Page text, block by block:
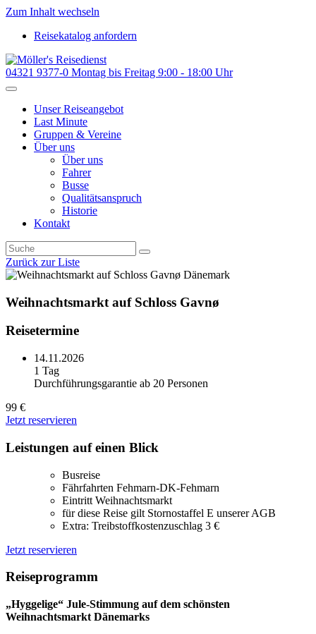
Zum Inhalt wechseln
Reisekatalog anfordern
04321 9377-0 Montag bis Freitag 9:00 - 18:00 Uhr
Unser Reiseangebot
Last Minute
Gruppen & Vereine
Über uns
Über uns
Fahrer
Busse
Qualitätsanspruch
Historie
Kontakt
Zurück zur Liste
Dänemark
Weihnachtsmarkt auf Schloss Gavnø
Reisetermine
14.11.2026
1 Tag
Durchführungsgarantie ab 20 Personen
99 €
Jetzt reservieren
Leistungen auf einen Blick
Busreise
Fährfahrten Fehmarn-DK-Fehmarn
Eintritt Weihnachtsmarkt
für diese Reise gilt Stornostaffel E unserer AGB
Extra: Treibstoffkostenzuschlag 3 €
Jetzt reservieren
Reiseprogramm
„Hyggelige“ Jule-Stimmung auf dem schönsten
Weihnachtsmarkt Dänemarks